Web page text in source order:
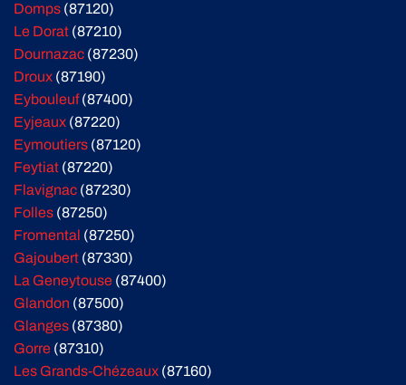
Domps (87120)
Le Dorat (87210)
Dournazac (87230)
Droux (87190)
Eybouleuf(87400)
Eyjeaux (87220)
Eymoutiers (87120)
Feytiat (87220)
Flavignac (87230)
Folles (87250)
Fromental (87250)
Gajoubert (87330)
La Geneytouse (87400)
Glandon (87500)
Glanges (87380)
Gorre (87310)
Les Grands-Chézeaux (87160)